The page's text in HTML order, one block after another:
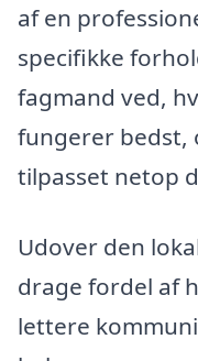
af en
specifikke
fagmand ved,
fungerer bedst,
tilpasset netop
Udover den
drage fordel af
lettere